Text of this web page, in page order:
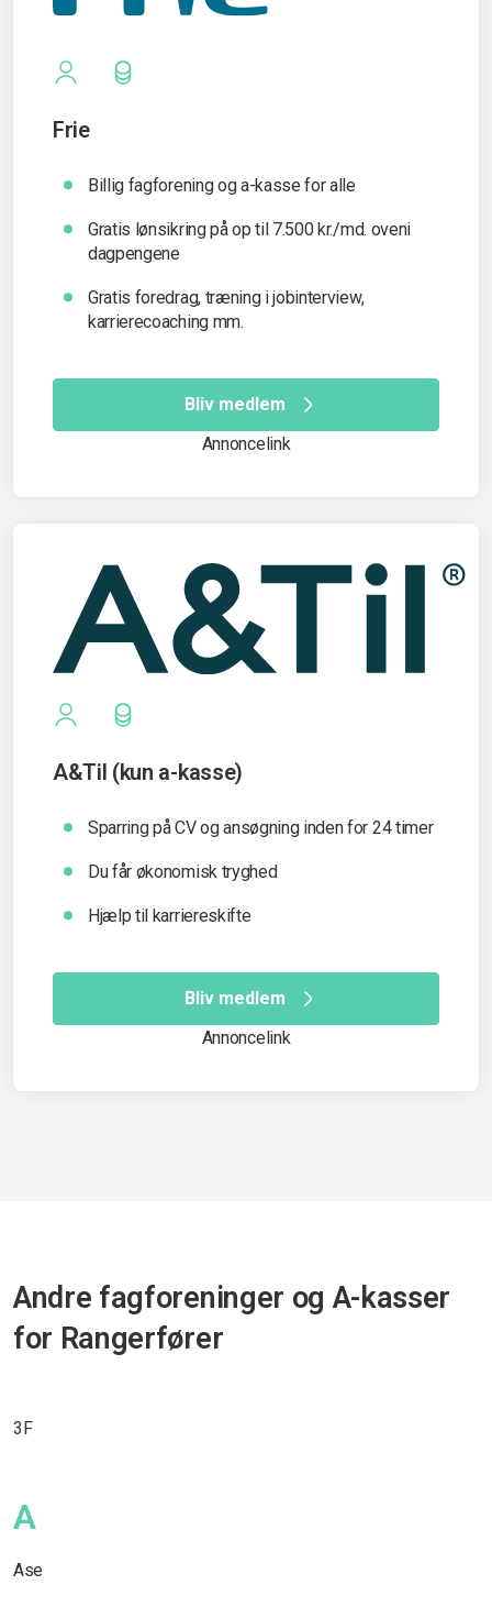
Frie
Billig fagforening og a-kasse for alle
Gratis lønsikring på op til 7.500 kr./md. oveni
dagpengene
Gratis foredrag, træning i jobinterview,
karrierecoaching mm.
Bliv medlem
Annoncelink
A&Til (kun a-kasse)
Sparring på CV og ansøgning inden for 24 timer
Du får økonomisk tryghed
Hjælp til karriereskifte
Bliv medlem
Annoncelink
Andre fagforeninger og A-kasser
for Rangerfører
3F
A
Ase